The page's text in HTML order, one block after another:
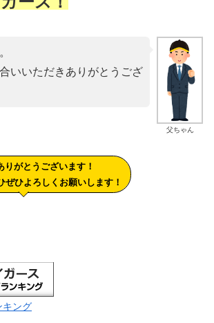
父ちゃん
いいただきありがとうござ
りがとうございます！
ぜひよろしくお願いします！
キング